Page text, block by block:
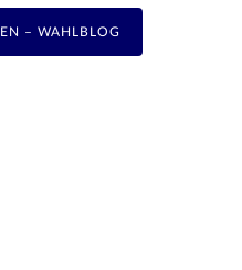
– WAHLBLOG